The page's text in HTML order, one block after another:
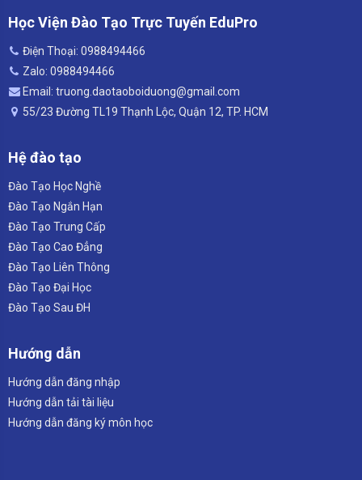
Học Viện Đào Tạo Trực Tuyến EduPro
Điện Thoại: 0988494466
Zalo: 0988494466
Email: truong.daotaoboiduong@gmail.com
55/23 Đường TL19 Thạnh Lộc, Quận 12, TP. HCM
Hệ đào tạo
Đào Tạo Học Nghề
Đào Tạo Ngắn Hạn
Đào Tạo Trung Cấp
Đào Tạo Cao Đẳng
Đào Tạo Liên Thông
Đào Tạo Đại Học
Đào Tạo Sau ĐH
Hướng dẫn
Hướng dẫn đăng nhập
Hướng dẫn tải tài liệu
Hướng dẫn đăng ký môn học